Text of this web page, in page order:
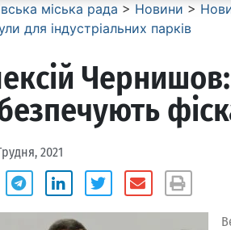
міська рада > Новини >
для індустріальних парків
2021